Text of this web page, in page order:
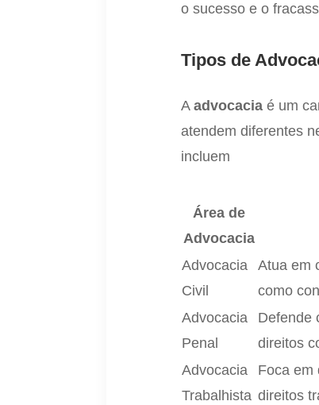
o sucesso e o
Tipos de
Aadvocacia é um
atendem diferentes
incluem
Área de
Advocacia
Advocacia
Civil
Atua em
como
Advocacia
Penal
Defende
direitos
Advocacia
Trabalhista
Foca em
direitos